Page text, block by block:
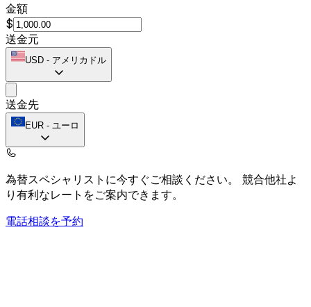
金額
$
送金元
USD - アメリカドル
送金先
EUR - ユーロ
為替スペシャリストに今すぐご相談ください。 競合他社よ
り有利なレートをご案内できます。
電話相談を予約